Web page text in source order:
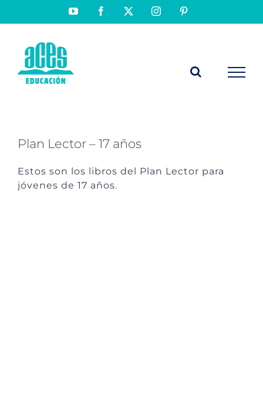
YouTubeFacebook Instagram
Plan Lector – 17 años
Estos son los libros del Plan Lector para
jóvenes de 17 años.